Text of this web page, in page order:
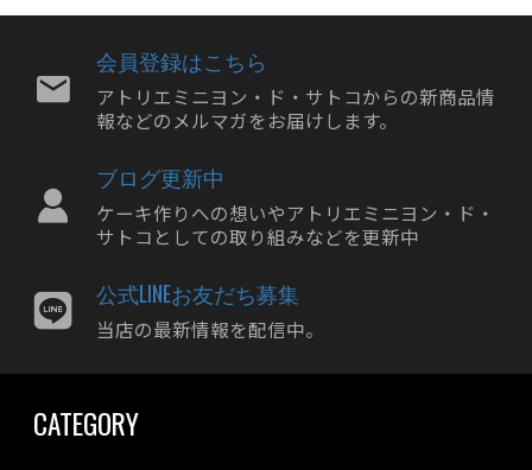
会員登録はこちら
アトリエミニヨン・ド・サトコからの新商品情
報などのメルマガをお届けします。
ブログ更新中
ケーキ作りへの想いやアトリエミニヨン・ド・
サトコとしての取り組みなどを更新中
公式LINEお友だち募集
当店の最新情報を配信中。
CATEGORY